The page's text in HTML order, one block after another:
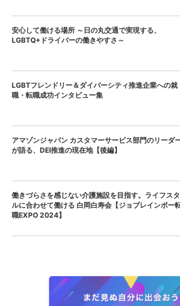
安心して働ける場所 ～日の丸交通で実現する、
LGBTQ+ドライバーの働きやすさ～
LGBTフレンドリー＆ダイバーシティ推進企業への就
職・転職成功インタビュー集
アマゾンジャパン カスタマーサービス部門のリーダ
が語る、DEI推進の現在地【後編】
働きづらさを感じない介護施設を目指す。ライフス
ルに合わせて働ける 白岡白寿会【ジョブレインボー
職EXPO 2024】